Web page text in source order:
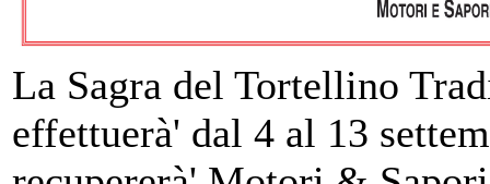
La Sagra del Tortellino
effettuerà' dal 4 al 13